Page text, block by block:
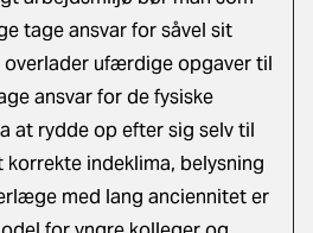
tage ansvar for såvel sit
overlader ufærdige opgaver til
ansvar for de fysiske
at rydde op efter sig selv til
indeklima, belysning
med lang anciennitet er